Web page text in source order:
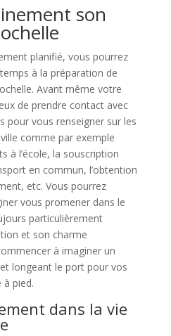
son
planifié, vous pourrez
à la préparation de
Avant même votre
de prendre contact avec
pour vous renseigner sur les
comme par exemple
à l’école, la souscription
en commun, l’obtention
etc. Vous pourrez
vous promener dans le
particulièrement
et son charme
à imaginer un
longeant le port pour vos
pied.
dans la vie